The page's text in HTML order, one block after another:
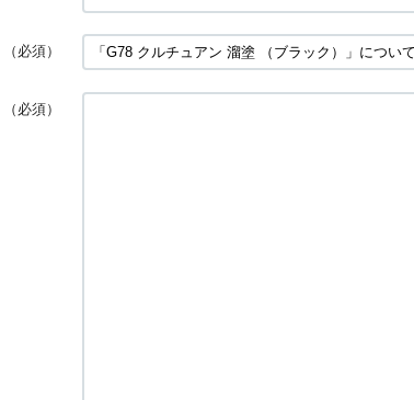
（必須）
（必須）